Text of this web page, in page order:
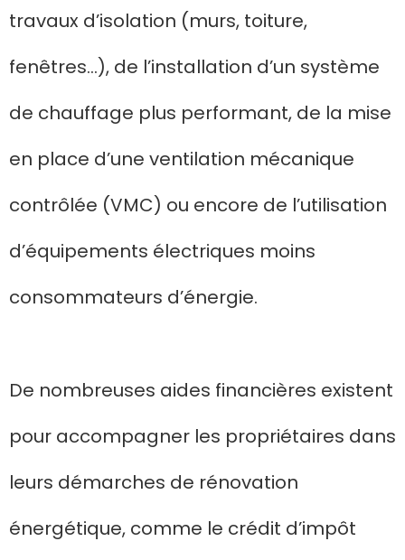
travaux d’isolation (murs, toiture,
fenêtres…), de l’installation d’un système
de chauffage plus performant, de la mise
en place d’une ventilation mécanique
contrôlée (VMC) ou encore de l’utilisation
d’équipements électriques moins
consommateurs d’énergie.
De nombreuses aides financières existent
pour accompagner les propriétaires dans
leurs démarches de rénovation
énergétique, comme le crédit d’impôt